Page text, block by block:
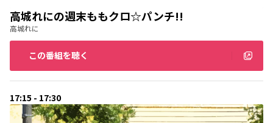
高城れにの週末ももクロ☆パンチ!!
高城れに
この番組を聴く
17:15 - 17:30